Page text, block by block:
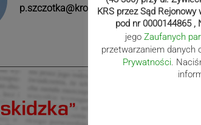
p.szczotka@kronika.beskidzka.pl
KRS przez Sąd Rejonowy
pod nr 0000144865 ,
jego Zaufanych
przetwarzaniem danych
Prywatności .